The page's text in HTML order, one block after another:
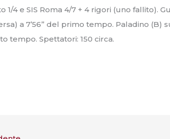
1/4 e SIS Roma 4/7 + 4 rigori (uno fallito).
a 7’56” del primo tempo. Paladino (B)
tempo. Spettatori: 150 circa.